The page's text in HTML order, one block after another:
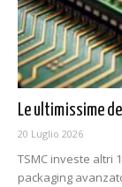
Le ultimissime
20 Luglio 2026
TSMC investe altri
packaging